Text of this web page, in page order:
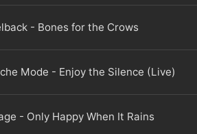
- Bones for the Crows
Mode - Enjoy the Silence (Live)
- Only Happy When It Rains